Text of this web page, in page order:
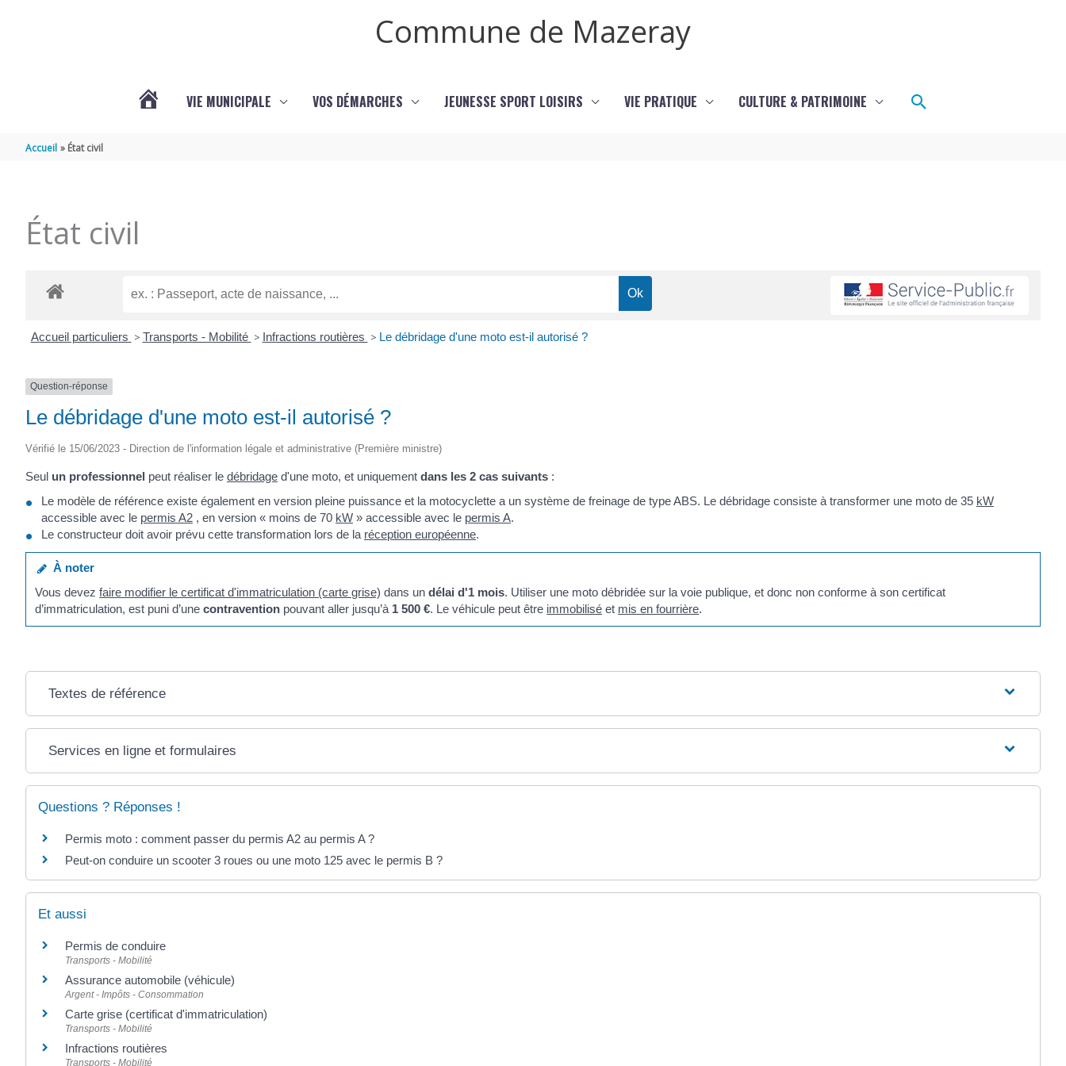
Commune de Mazeray
MAZERAY
VIE MUNICIPALE VOS DÉMARCHES JEUNESSE SPORT LOISIRS VIE PRATIQUE CULTURE & PATRIMOINE Rechercher
Accueil État civil
État civil
Accueil particuliers > Transports - Mobilité > Infractions routières > Le débridage d'une moto est-il autorisé ?
Question-réponse
Le débridage d'une moto est-il autorisé ?
Vérifié le 15/06/2023 - Direction de l'information légale et administrative (Première ministre)
Seul un professionnel peut réaliser le débridage d'une moto, et uniquement dans les 2 cas suivants :
Le modèle de référence existe également en version pleine puissance et la motocyclette a un système de freinage de type ABS. Le débridage consiste à transformer une moto de 35 kW
accessible avec le permis A2 , en version « moins de 70 kW » accessible avec le permis A.
Le constructeur doit avoir prévu cette transformation lors de la réception européenne.
À noter
Vous devezfaire modifier le certificat d'immatriculation (carte grise) dans undélai d'1 mois. Utiliser une moto débridée sur la voie publique, et donc non conforme à son certificat
d’immatriculation, est puni d’unecontravention pouvant aller jusqu’à 1 500 €. Le véhicule peut être immobilisé et mis en fourrière.
Textes de référence
Services en ligne et formulaires
Questions ? Réponses !
Permis moto : comment passer du permis A2 au permis A ?
Peut-on conduire un scooter 3 roues ou une moto 125 avec le permis B ?
Et aussi
Permis de conduire
Transports - Mobilité
Assurance automobile (véhicule)
Argent - Impôts - Consommation
Carte grise (certificat d'immatriculation)
Transports - Mobilité
Infractions routières
Transports - Mobilité